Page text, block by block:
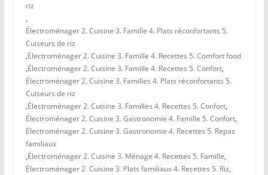
riz
,
Électroménager 2. Cuisine 3. Famille 4. Plats réconfortants 5.
Cuiseurs de riz
,Électroménager 2. Cuisine 3. Famille 4. Recettes 5. Comfort food
,Électroménager 2. Cuisine 3. Famille 4. Recettes 5. Confort,
Électroménager 2. Cuisine 3. Familles 4. Plats réconfortants 5.
Cuiseurs de riz
,Électroménager 2. Cuisine 3. Familles 4. Recettes 5. Confort,
Électroménager 2. Cuisine 3. Gastronomie 4. Famille 5. Confort,
Électroménager 2. Cuisine 3. Gastronomie 4. Recettes 5. Repas
familiaux
,Électroménager 2. Cuisine 3. Ménage 4. Recettes 5. Famille,
Électroménager 2. Cuisine 3. Plats familiaux 4. Recettes 5. Riz,